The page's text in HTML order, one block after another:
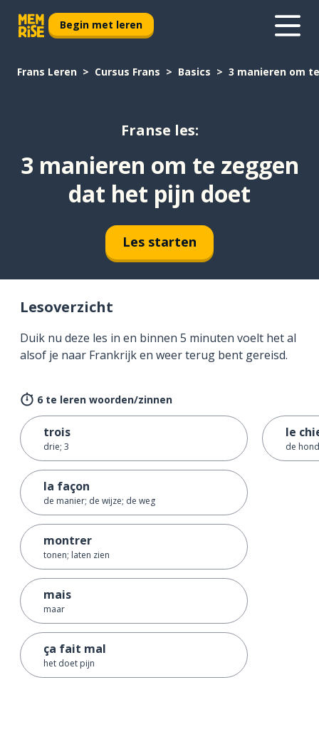
Begin met leren
Frans Leren Cursus Frans Basics 3 manieren om
Franse les:
3 manieren om te zeggen
dat het pijn doet
Les starten
Lesoverzicht
Duik nu deze les in en binnen 5 minuten voelt het al
alsof je naar Frankrijk en weer terug bent gereisd.
6 te leren woorden/zinnen
trois
drie; 3
la façon
de manier; de wijze; de weg
montrer
tonen; laten zien
mais
maar
ça fait mal
het doet pijn
le
de hond